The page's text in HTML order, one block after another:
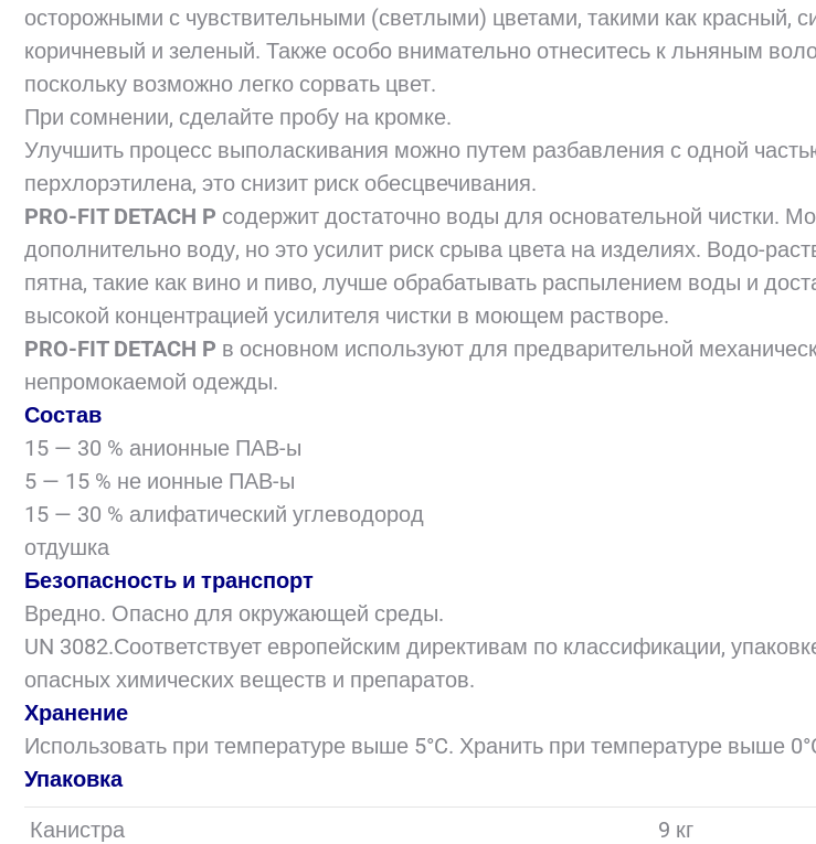
осторожными с чувствительными (светлыми) цветами, такими как красный,
коричневый и зеленый. Также особо внимательно отнеситесь к льняным
поскольку возможно легко сорвать цвет.
При сомнении, сделайте пробу на кромке.
Улучшить процесс выполаскивания можно путем разбавления с одной
перхлорэтилена, это снизит риск обесцвечивания.
PRO-FIT DETACH P содержит достаточно воды для основательной чистки.
дополнительно воду, но это усилит риск срыва цвета на изделиях. Водо-
пятна, такие как вино и пиво, лучше обрабатывать распылением воды и
высокой концентрацией усилителя чистки в моющем растворе.
PRO-FIT DETACH P в основном используют для предварительной
непромокаемой одежды.
Состав
15 — 30 % анионные ПАВ-ы
5 — 15 % не ионные ПАВ-ы
15 — 30 % алифатический углеводород
отдушка
Безопасность и транспорт
Вредно. Опасно для окружающей среды.
UN 3082.Соответствует европейским директивам по классификации,
опасных химических веществ и препаратов.
Хранение
Использовать при температуре выше 5°C. Хранить при температуре выше
Упаковка
Канистра
9 кг